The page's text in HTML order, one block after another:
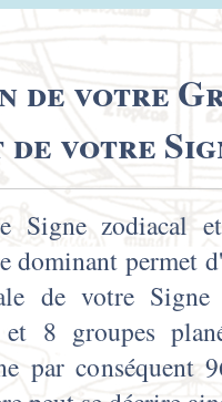
de votre
de votre
Signe zodiacal
dominant permet
de votre
8 groupes
par conséquent